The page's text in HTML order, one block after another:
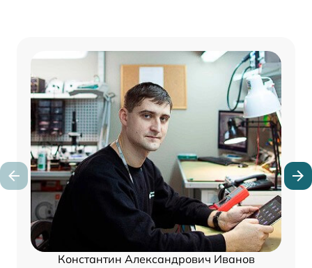
Константин Александрович Иванов